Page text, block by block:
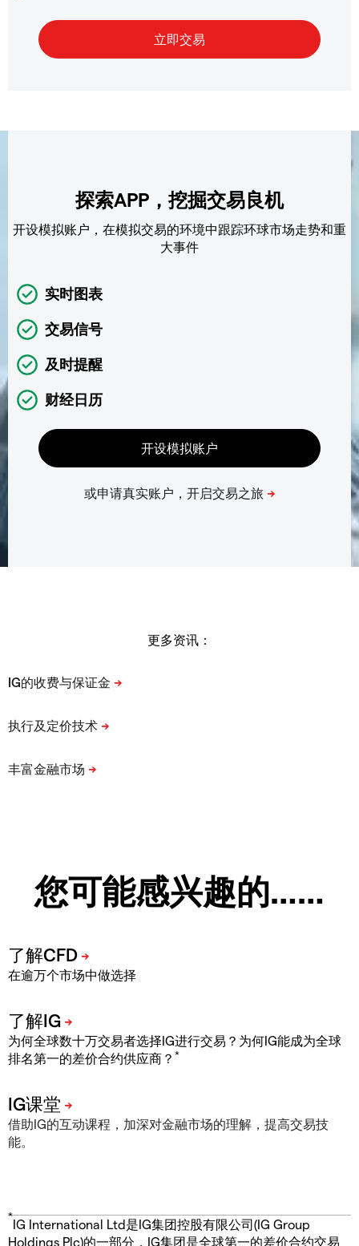
探索APP，挖掘交易良机
开设模拟账户，在模拟交易的环境中跟踪环球市场走势和重
大事件
实时图表
交易信号
及时提醒
财经日历
更多资讯：
您可能感兴趣的……
在逾万个市场中做选择
为何全球数十万交易者选择IG进行交易？为何IG能成为全球
排名第一的差价合约供应商？ *
借助IG的互动课程，加深对金融市场的理解，提高交易技
能。
*
IG International Ltd是IG集团控股有限公司(IG Group
Holdings Plc)的一部分，IG集团是全球第一的差价合约交易